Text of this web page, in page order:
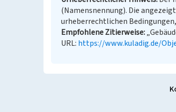
(Namensnennung). Die
urheberrechtlichen
Empfohlene Zitierweise
URL: https://www.kuladig.de/